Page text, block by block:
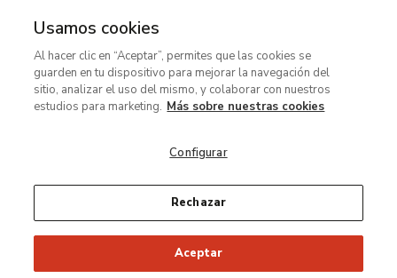
MENÚ
contenido
principal
Usamos cookies
Al hacer clic en “Aceptar”, permites que las cookies se
guarden en tu dispositivo para mejorar la navegación del
sitio, analizar el uso del mismo, y colaborar con nuestros
estudios para marketing. Más sobre nuestras cookies
Configurar
Rechazar
Aceptar